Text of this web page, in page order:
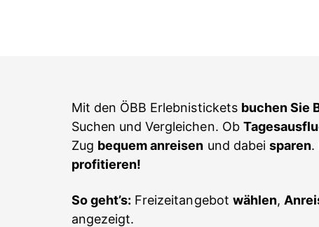
Mit den ÖBB Erlebnistickets buchen Sie
Suchen und Vergleichen. Ob
Zug bequem anreisen und dabei sparen.
profitieren!
So geht’s: Freizeitangebot wählen,
angezeigt.